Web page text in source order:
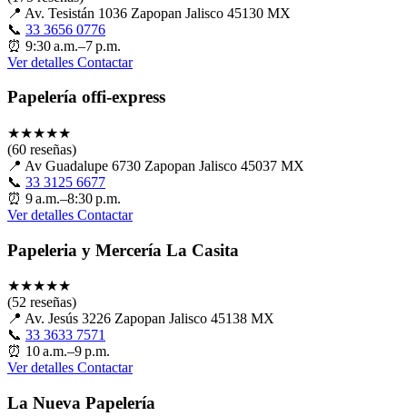
📍 Av. Tesistán 1036 Zapopan Jalisco 45130 MX
📞 33 3656 0776
⏰ 9:30 a.m.–7 p.m.
Ver detalles Contactar
Papelería offi-express
★★★★★
(60 reseñas)
📍 Av Guadalupe 6730 Zapopan Jalisco 45037 MX
📞 33 3125 6677
⏰ 9 a.m.–8:30 p.m.
Ver detalles Contactar
Papeleria y Mercería La Casita
★★★★★
(52 reseñas)
📍 Av. Jesús 3226 Zapopan Jalisco 45138 MX
📞 33 3633 7571
⏰ 10 a.m.–9 p.m.
Ver detalles Contactar
La Nueva Papelería